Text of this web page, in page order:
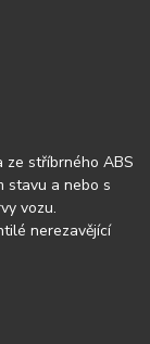
ze stříbrného ABS
stavu a nebo s
vozu.
nerezavějící